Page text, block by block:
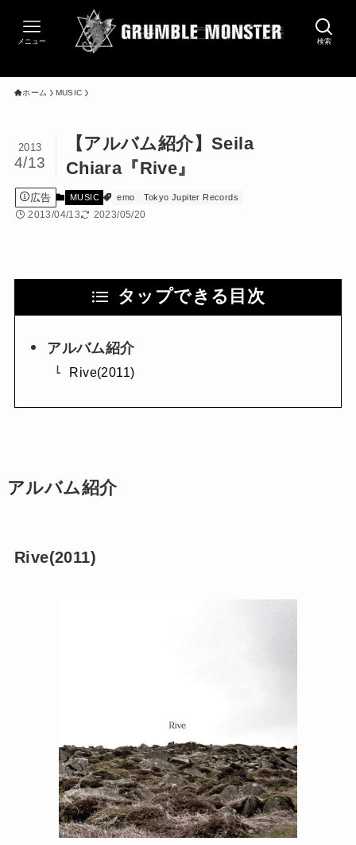
検索
メニュー
ホーム MUSIC
【アルバム紹介】Seila
Chiara『Rive』
2013
4/13
広告 MUSIC emo Tokyo Jupiter Records
2013/04/13 2023/05/20
タップできる目次
アルバム紹介
Rive(2011)
アルバム紹介
Rive(2011)